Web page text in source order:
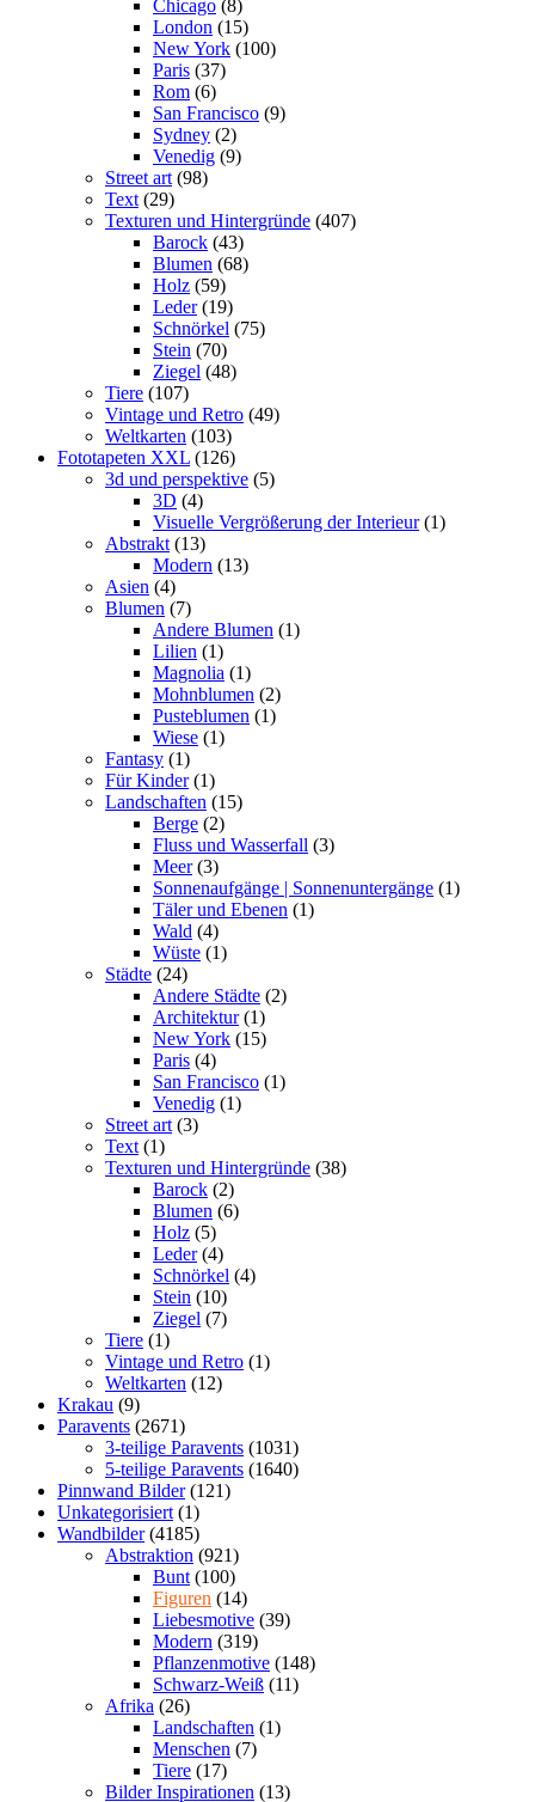
Chicago (8)
London (15)
New York (100)
Paris (37)
Rom (6)
San Francisco (9)
Sydney (2)
Venedig (9)
Street art (98)
Text (29)
Texturen und Hintergründe (407)
Barock (43)
Blumen (68)
Holz (59)
Leder (19)
Schnörkel (75)
Stein (70)
Ziegel (48)
Tiere (107)
Vintage und Retro (49)
Weltkarten (103)
Fototapeten XXL (126)
3d und perspektive (5)
3D (4)
Visuelle Vergrößerung der Interieur (1)
Abstrakt (13)
Modern (13)
Asien (4)
Blumen (7)
Andere Blumen (1)
Lilien (1)
Magnolia (1)
Mohnblumen (2)
Pusteblumen (1)
Wiese (1)
Fantasy (1)
Für Kinder (1)
Landschaften (15)
Berge (2)
Fluss und Wasserfall (3)
Meer (3)
Sonnenaufgänge | Sonnenuntergänge (1)
Täler und Ebenen (1)
Wald (4)
Wüste (1)
Städte (24)
Andere Städte (2)
Architektur (1)
New York (15)
Paris (4)
San Francisco (1)
Venedig (1)
Street art (3)
Text (1)
Texturen und Hintergründe (38)
Barock (2)
Blumen (6)
Holz (5)
Leder (4)
Schnörkel (4)
Stein (10)
Ziegel (7)
Tiere (1)
Vintage und Retro (1)
Weltkarten (12)
Krakau (9)
Paravents (2671)
3-teilige Paravents (1031)
5-teilige Paravents (1640)
Pinnwand Bilder (121)
Unkategorisiert (1)
Wandbilder (4185)
Abstraktion (921)
Bunt (100)
Figuren (14)
Liebesmotive (39)
Modern (319)
Pflanzenmotive (148)
Schwarz-Weiß (11)
Afrika (26)
Landschaften (1)
Menschen (7)
Tiere (17)
Bilder Inspirationen (13)